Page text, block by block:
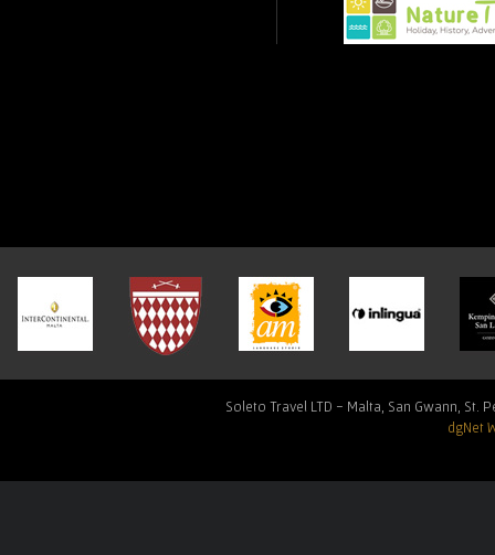
Soleto Travel LTD - Malta, San Gwann, St.
dgNet